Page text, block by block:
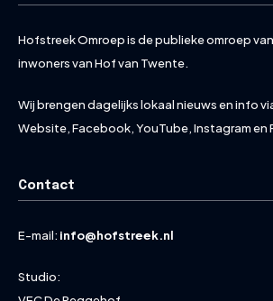
Hofstreek Omroep is de publieke omroep
inwoners van Hof van Twente.
Wij brengen dagelijks lokaal nieuws en info
Website, Facebook, YouTube, Instagram en
Contact
E-mail: info@hofstreek.nl
Studio: